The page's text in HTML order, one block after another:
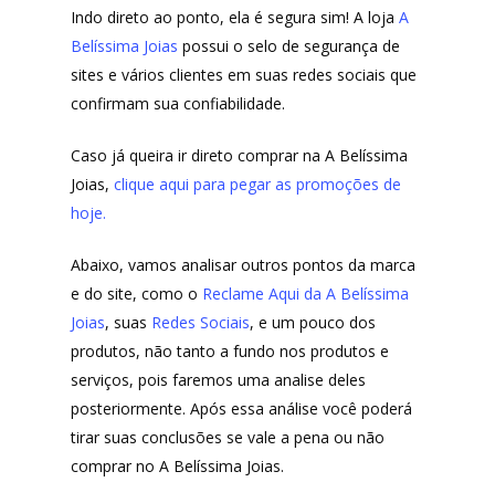
Indo direto ao ponto, ela é segura sim! A loja A
Belíssima Joias possui o selo de segurança de
sites e vários clientes em suas redes sociais que
confirmam sua confiabilidade.
Caso já queira ir direto comprar na A Belíssima
Joias, clique aqui para pegar as promoções de
hoje.
Abaixo, vamos analisar outros pontos da marca
e do site, como o Reclame Aqui da A Belíssima
Joias, suas Redes Sociais, e um pouco dos
produtos, não tanto a fundo nos produtos e
serviços, pois faremos uma analise deles
posteriormente. Após essa análise você poderá
tirar suas conclusões se vale a pena ou não
comprar no A Belíssima Joias.